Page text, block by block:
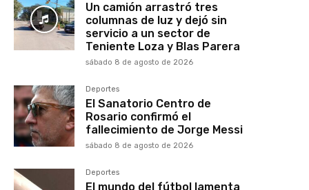
Un camión arrastró tres
columnas de luz y dejó sin
servicio a un sector de
Teniente Loza y Blas Parera
sábado 8 de agosto de 2026
Deportes
El Sanatorio Centro de
Rosario confirmó el
fallecimiento de Jorge Messi
sábado 8 de agosto de 2026
Deportes
El mundo del fútbol lamenta